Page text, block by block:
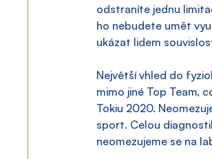
odstraníte jednu
ho nebudete umět
ukázat lidem
Největší vhled do
mimo jiné Top Team,
Tokiu 2020.
sport. Celou
neomezujeme se na